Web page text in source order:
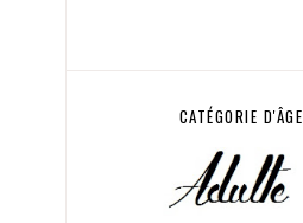
CATÉGORIE D'ÂGE